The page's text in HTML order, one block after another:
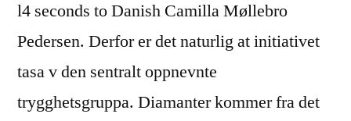
l4 seconds to Danish Camilla Møllebro
Pedersen. Derfor er det naturlig at initiativet
tasa v den sentralt oppnevnte
trygghetsgruppa. Diamanter kommer fra det